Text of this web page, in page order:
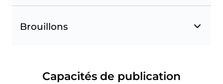
Taguez des lieux sur la carte lors de la création
sauvegardez vos géotags dans vos Favoris.
Brouillons
Capacités de publication